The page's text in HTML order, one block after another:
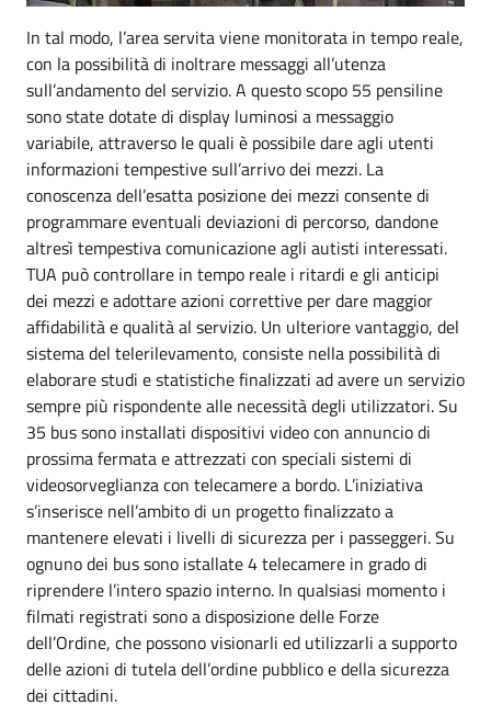
In tal modo, l’area servita viene monitorata in tempo reale,
con la possibilità di inoltrare messaggi all’utenza
sull’andamento del servizio. A questo scopo 55 pensiline
sono state dotate di display luminosi a messaggio
variabile, attraverso le quali è possibile dare agli utenti
informazioni tempestive sull’arrivo dei mezzi. La
conoscenza dell’esatta posizione dei mezzi consente di
programmare eventuali deviazioni di percorso, dandone
altresì tempestiva comunicazione agli autisti interessati.
TUA può controllare in tempo reale i ritardi e gli anticipi
dei mezzi e adottare azioni correttive per dare maggior
affidabilità e qualità al servizio. Un ulteriore vantaggio, del
sistema del telerilevamento, consiste nella possibilità di
elaborare studi e statistiche finalizzati ad avere un servizio
sempre più rispondente alle necessità degli utilizzatori. Su
35 bus sono installati dispositivi video con annuncio di
prossima fermata e attrezzati con speciali sistemi di
videosorveglianza con telecamere a bordo. L’iniziativa
s’inserisce nell’ambito di un progetto finalizzato a
mantenere elevati i livelli di sicurezza per i passeggeri. Su
ognuno dei bus sono istallate 4 telecamere in grado di
riprendere l’intero spazio interno. In qualsiasi momento i
filmati registrati sono a disposizione delle Forze
dell’Ordine, che possono visionarli ed utilizzarli a supporto
delle azioni di tutela dell’ordine pubblico e della sicurezza
dei cittadini.